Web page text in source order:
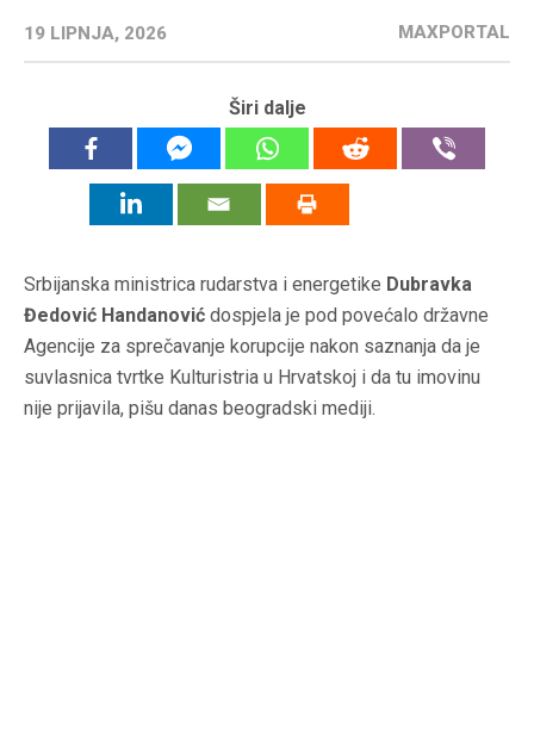
19 LIPNJA, 2026 MAXPORTAL
Širi dalje
Srbijanska ministrica rudarstva i energetike Dubravka
Đedović Handanović dospjela je pod povećalo državne
Agencije za sprečavanje korupcije nakon saznanja da je
suvlasnica tvrtke Kulturistria u Hrvatskoj i da tu imovinu
nije prijavila, pišu danas beogradski mediji.